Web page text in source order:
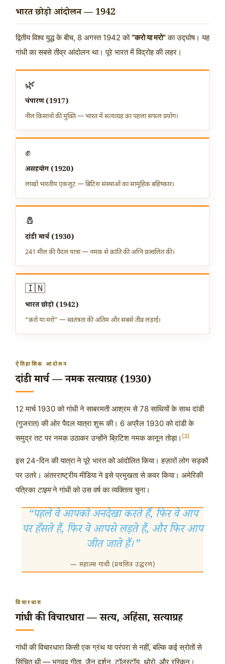
भारत छोड़ो आंदोलन — 1942
द्वितीय विश्व युद्ध के बीच, 8 अगस्त 1942 को“करो या मरो”का उद्घोष। यह
गांधी का सबसे तीव्र आंदोलन था। पूरे भारत में विद्रोह की लहर।
🌿
चंपारण (1917)
नील किसानों की मुक्ति — भारत में सत्याग्रह का पहला सफल प्रयोग।
✊
असहयोग (1920)
लाखों भारतीय एकजुट — ब्रिटिश संस्थाओं का सामूहिक बहिष्कार।
🧂
दांडी मार्च (1930)
241 मील की पैदल यात्रा — नमक से क्रांति की अग्नि प्रज्वलित की।
🇮🇳
भारत छोड़ो (1942)
“करो या मरो” — स्वतंत्रता की अंतिम और सबसे तीव्र लड़ाई।
ऐतिहासिक आंदोलन
दांडी मार्च — नमक सत्याग्रह (1930)
12 मार्च 1930को गांधी ने साबरमती आश्रम से 78 साथियों के साथ दांडी
(गुजरात) की ओर पैदल यात्रा शुरू की। 6 अप्रैल 1930को दांडी के
समुद्र तट पर नमक उठाकर उन्होंने ब्रिटिश नमक कानून तोड़ा। [3]
इस 24-दिन की यात्रा ने पूरे भारत को आंदोलित किया। हज़ारों लोग सड़कों
पर उतरे। अंतरराष्ट्रीय मीडिया ने इसे प्रमुखता से कवर किया। अमेरिकी
पत्रिका टाइमने गांधी को उस वर्ष का व्यक्तित्व चुना।
“पहले वे आपको अनदेखा करते हैं, फिर वे आप
पर हँसते हैं, फिर वे आपसे लड़ते हैं, और फिर आप
जीत जाते हैं।”
— महात्मा गांधी (प्रचलित उद्धरण)
विचारधारा
गांधी की विचारधारा — सत्य, अहिंसा, सत्याग्रह
गांधी की विचारधारा किसी एक ग्रंथ या परंपरा से नहीं, बल्कि कई स्रोतों से
सिंचित थी — भगवद गीता, जैन दर्शन, टॉलस्टॉय, थोरो, और रस्किन।